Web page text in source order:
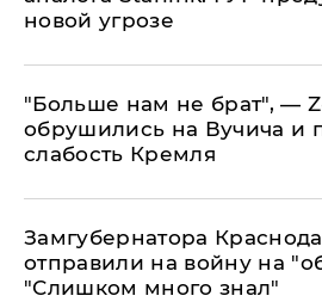
новой угрозе
​"Больше нам не брат", —
обрушились на Вучича и
слабость Кремля
Замгубернатора
отправили на войну на
"Слишком много знал"